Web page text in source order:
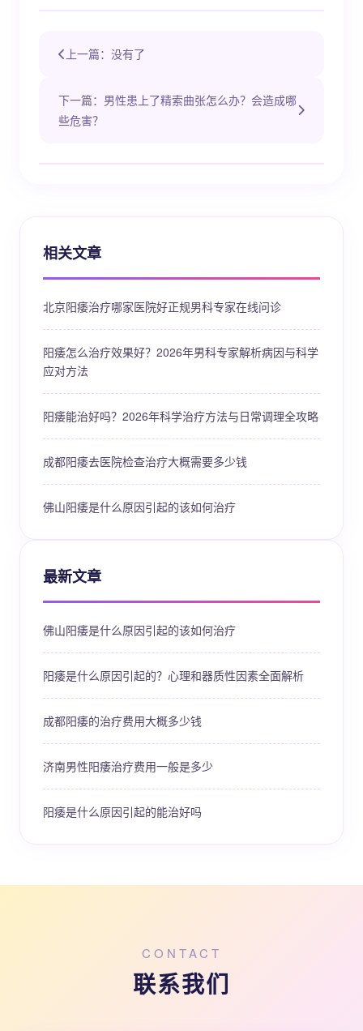
上一篇：没有了
下一篇：男性患上了精索曲张怎么办？会造成哪
些危害？
相关文章
北京阳痿治疗哪家医院好正规男科专家在线问诊
阳痿怎么治疗效果好？2026年男科专家解析病因与科学
应对方法
阳痿能治好吗？2026年科学治疗方法与日常调理全攻略
成都阳痿去医院检查治疗大概需要多少钱
佛山阳痿是什么原因引起的该如何治疗
最新文章
佛山阳痿是什么原因引起的该如何治疗
阳痿是什么原因引起的？心理和器质性因素全面解析
成都阳痿的治疗费用大概多少钱
济南男性阳痿治疗费用一般是多少
阳痿是什么原因引起的能治好吗
CONTACT
联系我们